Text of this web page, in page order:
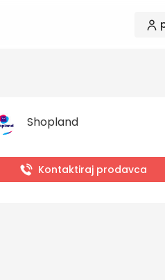
Shopland
Kontaktiraj prodavca